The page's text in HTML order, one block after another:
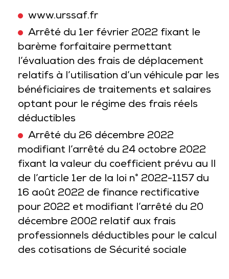
www.urssaf.fr
Arrêté du 1er février 2022 fixant le
barème forfaitaire permettant
l’évaluation des frais de déplacement
relatifs à l’utilisation d’un véhicule par les
bénéficiaires de traitements et salaires
optant pour le régime des frais réels
déductibles
Arrêté du 26 décembre 2022
modifiant l’arrêté du 24 octobre 2022
fixant la valeur du coefficient prévu au II
de l’article 1er de la loi n° 2022-1157 du
16 août 2022 de finance rectificative
pour 2022 et modifiant l’arrêté du 20
décembre 2002 relatif aux frais
professionnels déductibles pour le calcul
des cotisations de Sécurité sociale